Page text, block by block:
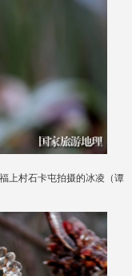
上村石卡屯拍摄的冰凌（谭